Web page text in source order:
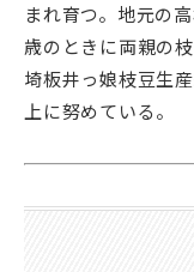
まれ育つ。地元の
歳のときに両親の
埼板井っ娘枝豆生
上に努めている。